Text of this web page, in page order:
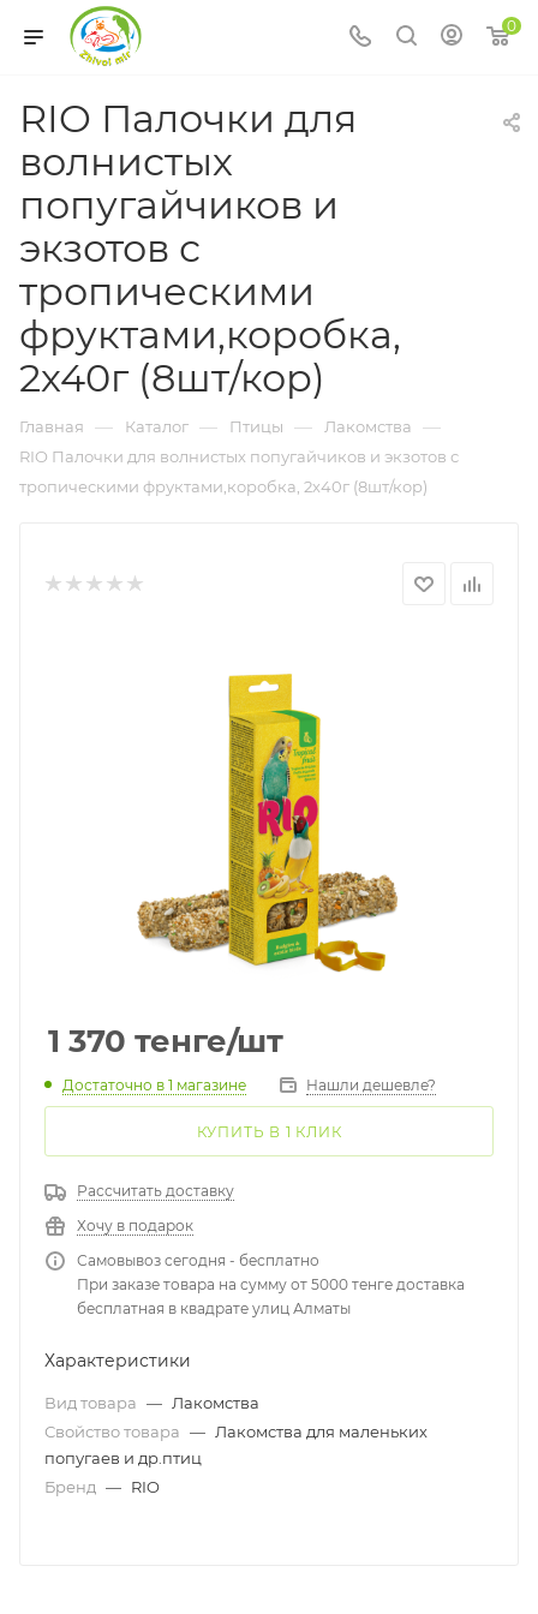
0
RIO Палочки для
волнистых
попугайчиков и
экзотов с
тропическими
фруктами,коробка,
2х40г (8шт/кор)
Главная — Каталог — Птицы — Лакомства —
RIO Палочки для волнистых попугайчиков и экзотов с
тропическими фруктами,коробка, 2х40г (8шт/кор)
1 370 тенге/шт
Достаточно в 1 магазине Нашли дешевле?
КУПИТЬ В 1 КЛИК
Рассчитать доставку
Хочу в подарок
Самовывоз сегодня - бесплатно
При заказе товара на сумму от 5000 тенге доставка
бесплатная в квадрате улиц Алматы
Характеристики
Вид товара — Лакомства
Свойство товара — Лакомства для маленьких
попугаев и др.птиц
Бренд — RIO